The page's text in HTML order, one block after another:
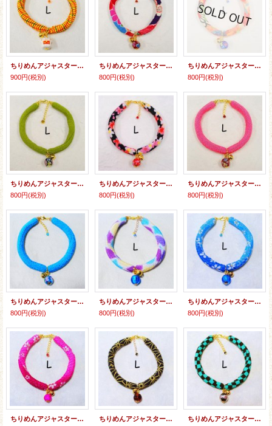
ちりめんアジャスター★招き猫
900円(税別)
ちりめんアジャスター★とんぼ玉
800円(税別)
ちりめんアジャスター★とんぼ玉
800円(税別)
ちりめんアジャスター★とんぼ玉
800円(税別)
ちりめんアジャスター★とんぼ玉
800円(税別)
ちりめんアジャスター★とんぼ玉
800円(税別)
ちりめんアジャスター★とんぼ玉
800円(税別)
ちりめんアジャスター★とんぼ玉
800円(税別)
ちりめんアジャスター★クラックビーズ
800円(税別)
ちりめんアジャスター★クラックビーズ
ちりめんアジャスター★とんぼ玉
ちりめんアジャスター★とんぼ玉